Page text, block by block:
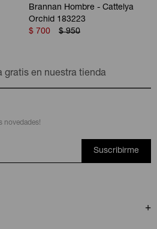
Brannan Hombre - Cattelya
Orchid 183223
$ 700 $ 950
gratis en nuestra tienda
novedades!
Suscribirme